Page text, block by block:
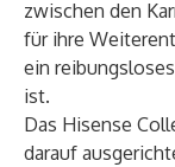
zwischen den
für ihre
ein
ist.
Das Hisense
darauf